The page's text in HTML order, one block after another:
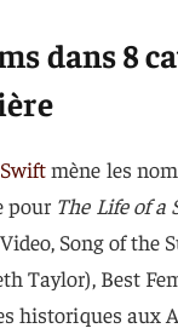
dans 8
mène les
pour The Life of a
Song of the
Taylor), Best
historiques aux